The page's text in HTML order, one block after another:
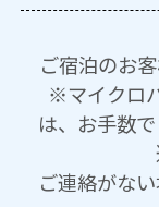
ご宿泊のお
※マイクロ
は、お手数
ご連絡がな